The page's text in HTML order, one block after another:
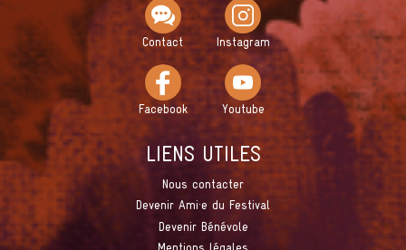
Contact Instagram
Facebook Youtube
LIENS UTILES
Nous contacter
Devenir Ami·e du Festival
Devenir Bénévole